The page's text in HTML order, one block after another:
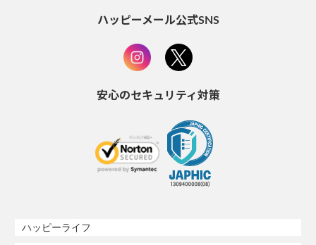
ハッピーメール公式SNS
安心のセキュリティ対策
ハッピーライフ